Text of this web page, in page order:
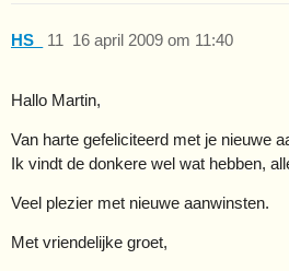
HS_ 16 april 2009 om 11:40
11
Hallo Martin,
Van harte gefeliciteerd met je nieuwe
Ik vindt de donkere wel wat hebben,
Veel plezier met nieuwe aanwinsten.
Met vriendelijke groet,